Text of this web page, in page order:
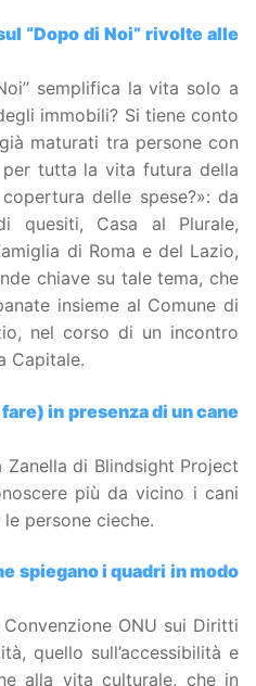
“Dopo di Noi” rivolte alle
semplifica la vita solo a
immobili? Si tiene conto
maturati tra persone con
per tutta la vita futura della
delle spese?»: da
quesiti, Casa al Plurale,
di Roma e del Lazio,
chiave su tale tema, che
insieme al Comune di
nel corso di un incontro
Capitale.
in presenza di un cane
di Blindsight Project
più da vicino i cani
persone cieche.
spiegano i quadri in modo
ONU sui Diritti
quello sull’accessibilità e
alla vita culturale, che in